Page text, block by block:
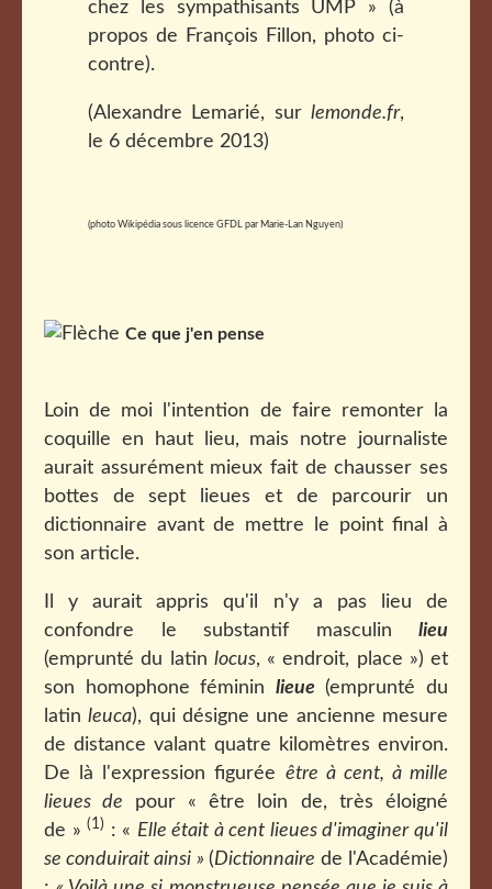
chez les sympathisants UMP » (à
propos de François Fillon, photo ci-
contre).
(Alexandre Lemarié, sur lemonde.fr,
le 6 décembre 2013)
(photo Wikipédia sous licence GFDL par Marie-Lan Nguyen)
Ce que j'en pense
Loin de moi l'intention de faire remonter la
coquille en haut lieu, mais notre journaliste
aurait assurément mieux fait de chausser ses
bottes de sept lieues et de parcourir un
dictionnaire avant de mettre le point final à
son article.
Il y aurait appris qu'il n'y a pas lieu de
confondre le substantif masculin lieu
(emprunté du latin locus, « endroit, place ») et
son homophone féminin lieue(emprunté du
latinleuca), qui désigne une ancienne mesure
de distance valant quatre kilomètres environ.
De là l'expression figurée être à cent, à mille
lieues de pour « être loin de, très éloigné
de »(1) : « Elle était à cent lieues d'imaginer qu'il
se conduirait ainsi » (Dictionnaire de l'Académie)